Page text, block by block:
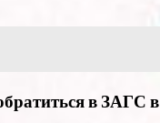
в ЗАГС